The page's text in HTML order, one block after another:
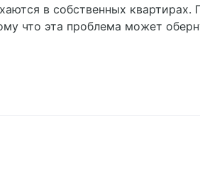
в собственных
что эта проблема может